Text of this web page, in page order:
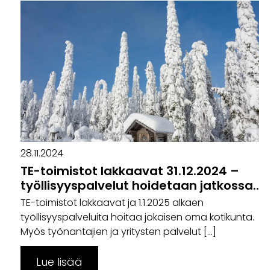
28.11.2024
TE-toimistot lakkaavat 31.12.2024 –
työllisyyspalvelut hoidetaan jatkossa
Kainuun ja Koillismaan kunnissa
TE-toimistot lakkaavat ja 1.1.2025 alkaen
työllisyyspalveluita hoitaa jokaisen oma kotikunta.
Myös työnantajien ja yritysten palvelut […]
Lue lisää